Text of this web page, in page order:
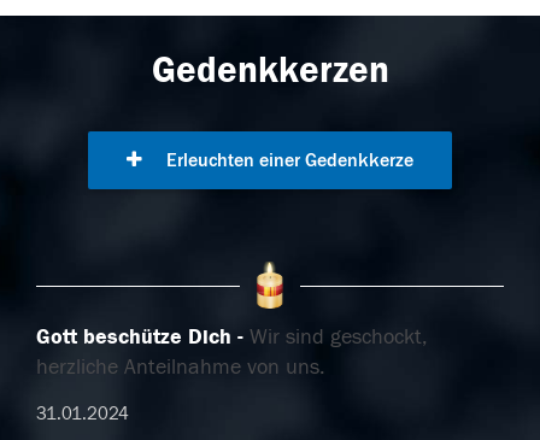
Gedenkkerzen
Erleuchten einer Gedenkkerze
Gott beschütze Dich
Wir sind geschockt,
herzliche Anteilnahme von uns.
31.01.2024